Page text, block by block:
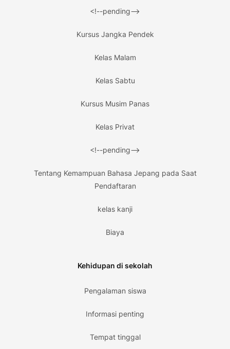
<!--pending-->
Kursus Jangka Pendek
Kelas Malam
Kelas Sabtu
Kursus Musim Panas
Kelas Privat
<!--pending-->
Tentang Kemampuan Bahasa Jepang pada Saat
Pendaftaran
kelas kanji
Biaya
Kehidupan di sekolah
Pengalaman siswa
Informasi penting
Tempat tinggal